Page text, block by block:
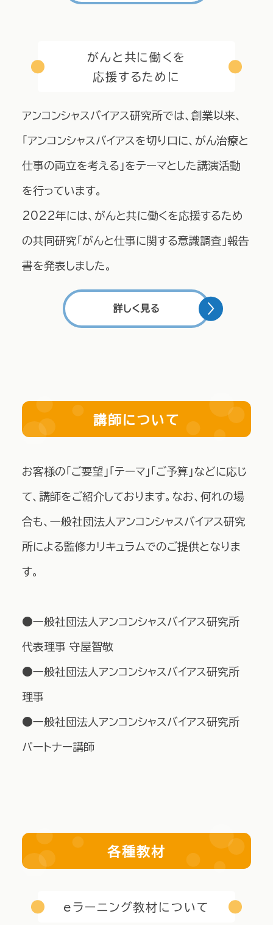
がんと共に働くを
応援するために
アンコンシャスバイアス研究所では、創業以来、
「アンコンシャスバイアスを切り口に、がん治療と
仕事の両立を考える」をテーマとした講演活動
を行っています。
2022年には、がんと共に働くを応援するため
の共同研究「がんと仕事に関する意識調査」報告
書を発表しました。
詳しく見る
講師について
お客様の「ご要望」「テーマ」「ご予算」などに応じ
て、講師をご紹介しております。なお、何れの場
合も、一般社団法人アンコンシャスバイアス研究
所による監修カリキュラムでのご提供となりま
す。
●一般社団法人アンコンシャスバイアス研究所
代表理事 守屋智敬
●一般社団法人アンコンシャスバイアス研究所
理事
●一般社団法人アンコンシャスバイアス研究所
パートナー講師​
各種教材
eラーニング教材について